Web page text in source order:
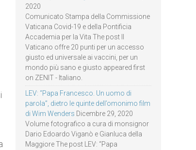
2020
Comunicato Stampa della Commissione
Vaticana Covid-19 e della Pontificia
Accademia per la Vita The post Il
Vaticano offre 20 punti per un accesso
giusto ed universale ai vaccini, per un
mondo più sano e giusto appeared first
on ZENIT - Italiano.
LEV: “Papa Francesco. Un uomo di
parola”, dietro le quinte dell’omonimo film
di Wim Wenders Dicembre 29, 2020
Volume fotografico a cura di monsignor
Dario Edoardo Viganò e Gianluca della
Maggiore The post LEV: “Papa